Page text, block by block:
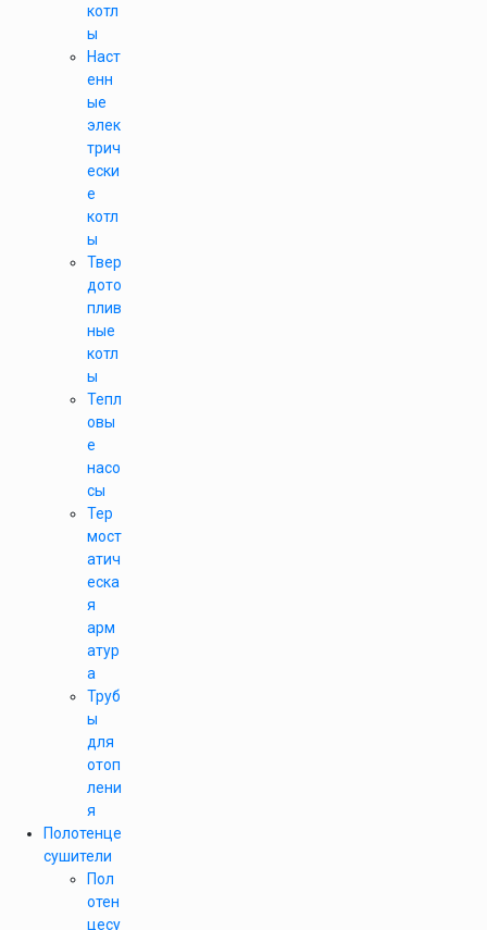
котл
ы
Наст
енн
ые
элек
трич
ески
е
котл
ы
Твер
дото
плив
ные
котл
ы
Тепл
овы
е
насо
сы
Тер
мост
атич
еска
я
арм
атур
а
Труб
ы
для
отоп
лени
я
Полотенце
сушители
Пол
отен
цесу